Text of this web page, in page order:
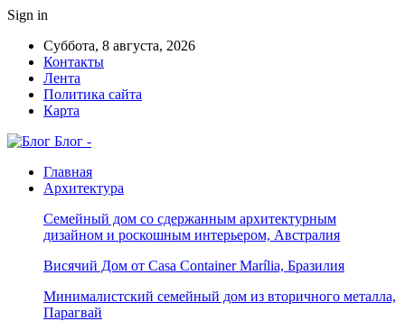
Sign in
Суббота, 8 августа, 2026
Контакты
Лента
Политика сайта
Карта
Блог -
Главная
Архитектура
Семейный дом со сдержанным архитектурным
дизайном и роскошным интерьером, Австралия
Висячий Дом от Casa Container Marília, Бразилия
Минималистский семейный дом из вторичного металла,
Парагвай